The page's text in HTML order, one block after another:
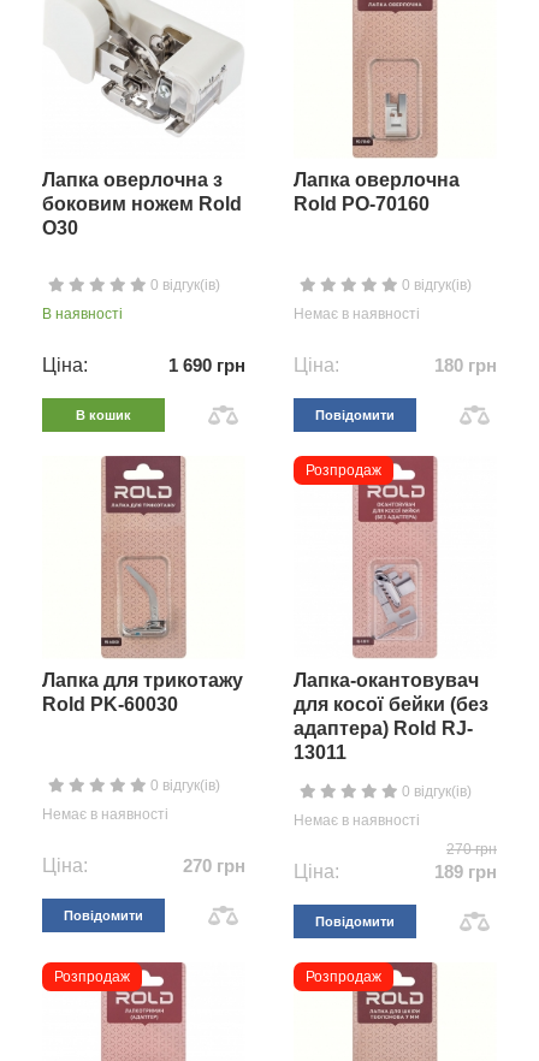
Лапка оверлочна з
боковим ножем Rold
O30
0 відгук(ів)
В наявності
Ціна: 1 690 грн
В кошик
Лапка оверлочна
Rold PO-70160
0 відгук(ів)
Немає в наявності
Ціна: 180 грн
Повідомити
Лапка для трикотажу
Rold PK-60030
0 відгук(ів)
Немає в наявності
Ціна: 270 грн
Повідомити
Розпродаж
Лапка-окантовувач
для косої бейки (без
адаптера) Rold RJ-
13011
0 відгук(ів)
Немає в наявності
270 грн
Ціна: 189 грн
Повідомити
Розпродаж Розпродаж